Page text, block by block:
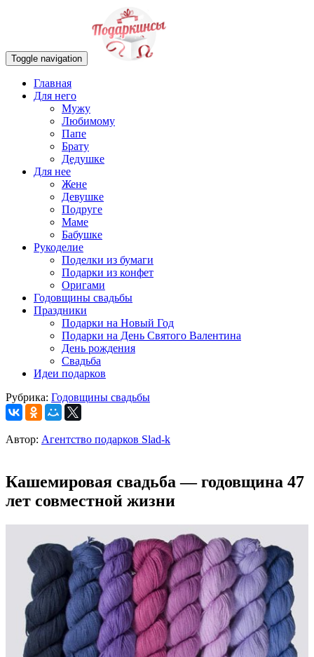
Toggle navigation
Главная
Для него
Мужу
Любимому
Папе
Брату
Дедушке
Для нее
Жене
Девушке
Подруге
Маме
Бабушке
Рукоделие
Поделки из бумаги
Подарки из конфет
Оригами
Годовщины свадьбы
Праздники
Подарки на Новый Год
Подарки на День Святого Валентина
День рождения
Свадьба
Идеи подарков
Рубрика: Годовщины свадьбы
Автор: Агентство подарков Slad-k
Кашемировая свадьба — годовщина 47
лет совместной жизни